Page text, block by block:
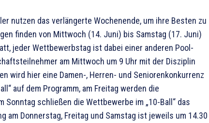
nutzen das verlängerte Wochenende, um ihre Besten zu
finden von Mittwoch (14. Juni) bis Samstag (17. Juni)
jeder Wettbewerbstag ist dabei einer anderen Pool-
am Mittwoch um 9 Uhr mit der Disziplin
wird hier eine Damen-, Herren- und Seniorenkonkurrenz
auf dem Programm, am Freitag werden die
Sonntag schließen die Wettbewerbe im „10-Ball“ das
am Donnerstag, Freitag und Samstag ist jeweils um 14.30